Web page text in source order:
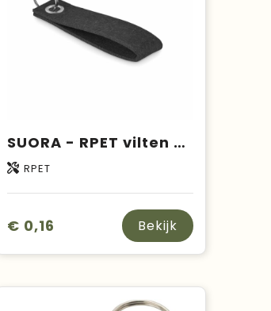
SUORA - RPET vilten sleutelhanger
RPET
€ 0,16 Bekijk